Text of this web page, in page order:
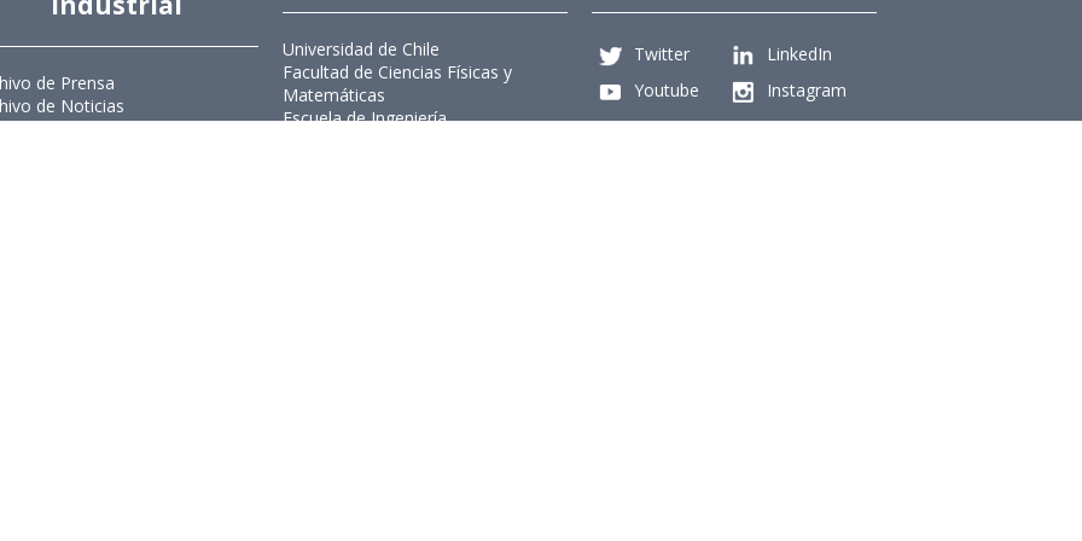
de Prensa
de Noticias
de Imágenes
Universidad de Chile
Facultad de Ciencias Físicas y
Matemáticas
Escuela de Ingeniería
Twitter
LinkedIn
Youtube
Instagram